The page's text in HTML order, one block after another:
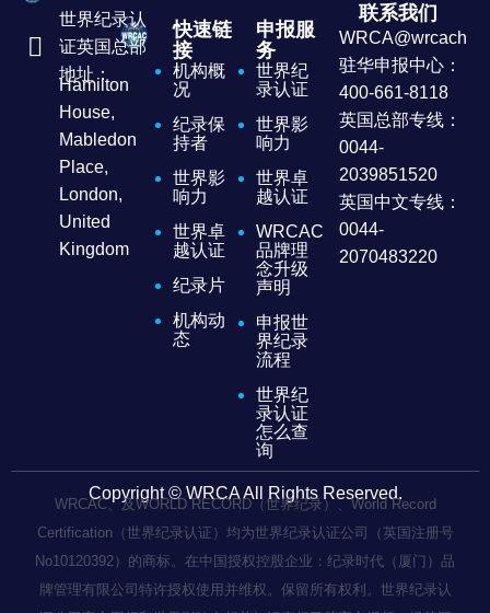
世界纪录认
证英国总部
地址：
Hamilton
House,
Mabledon
Place,
London,
United
Kingdom
快速链
接
机构概
况
纪录保
持者
世界影
响力
世界卓
越认证
纪录片
机构动
态
申报服
务
世界纪
录认证
世界影
响力
世界卓
越认证
WRCAC
品牌理
念升级
声明
申报世
界纪录
流程
世界纪
录认证
怎么查
询
联系我们
驻华申报中心：
400-661-8118
英国总部专线：
0044-
2039851520
英国中文专线：
0044-
2070483220
Copyright © WRCA All Rights Reserved.
WRCAC、及WORLD RECORD（世界纪录）、World Record
Certification（世界纪录认证）均为世界纪录认证公司（英国注册号
No10120392）的商标。在中国授权控股企业：纪录时代（厦门）品
牌管理有限公司特许授权使用并维权。保留所有权利。世界纪录认